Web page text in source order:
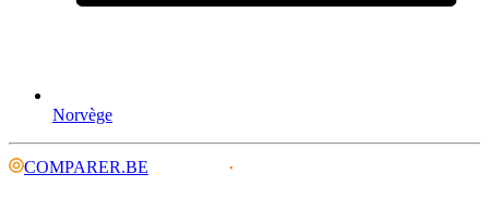
Norvège
COMPARER.BE